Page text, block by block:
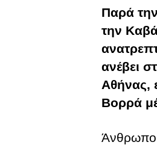
Παρά
την
ανέβει
Αθήνας,
Βορρά